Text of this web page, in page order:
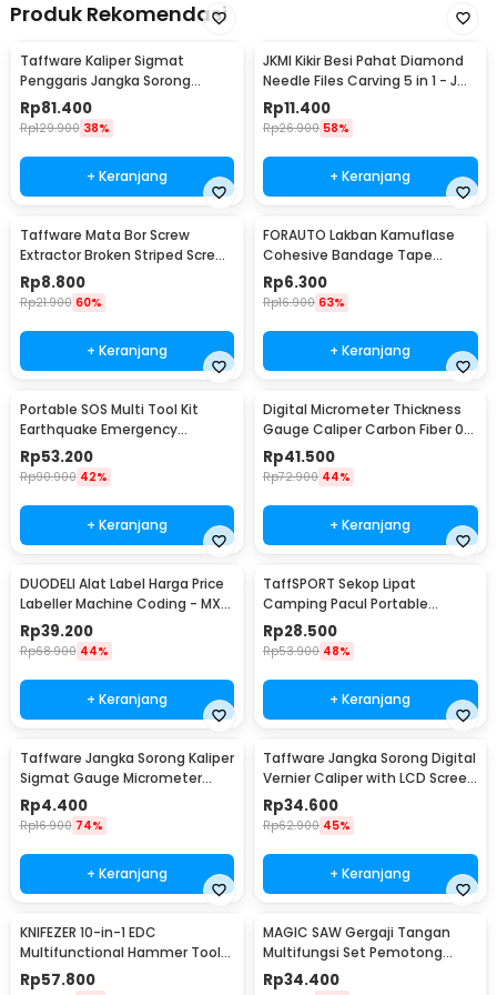
Produk Rekomendasi
Taffware Kaliper Sigmat
Penggaris Jangka Sorong
Digital LCD 150mm - SH20
Rp81.400
Rp129.900 38%
+ Keranjang
JKMI Kikir Besi Pahat Diamond
Needle Files Carving 5 in 1 - JM-
FL1-1
Rp11.400
Rp26.900 58%
+ Keranjang
Taffware Mata Bor Screw
Extractor Broken Striped Screw
Remover 4 PCS - S2
Rp8.800
Rp21.900 60%
+ Keranjang
FORAUTO Lakban Kamuflase
Cohesive Bandage Tape
Hunting 4.5M 50mm - H10
Rp6.300
Rp16.900 63%
+ Keranjang
Portable SOS Multi Tool Kit
Earthquake Emergency
Outdoor Survival - JT21
Rp53.200
Rp90.900 42%
+ Keranjang
Digital Micrometer Thickness
Gauge Caliper Carbon Fiber 0-
12.7mm - TDT25
Rp41.500
Rp72.900 44%
+ Keranjang
DUODELI Alat Label Harga Price
Labeller Machine Coding - MX-
5500
Rp39.200
Rp68.900 44%
+ Keranjang
TaffSPORT Sekop Lipat
Camping Pacul Portable
Tactical Survival 40cm - 101
Rp28.500
Rp53.900 48%
+ Keranjang
Taffware Jangka Sorong Kaliper
Sigmat Gauge Micrometer
150mm - QST-600
Rp4.400
Rp16.900 74%
+ Keranjang
Taffware Jangka Sorong Digital
Vernier Caliper with LCD Screen
150mm - JIGO-150
Rp34.600
Rp62.900 45%
+ Keranjang
KNIFEZER 10-in-1 EDC
Multifunctional Hammer Tool
for Camping Survival - WL-
Rp57.800
MAGIC SAW Gergaji Tangan
Multifungsi Set Pemotong
Kayu Besi
Rp34.400